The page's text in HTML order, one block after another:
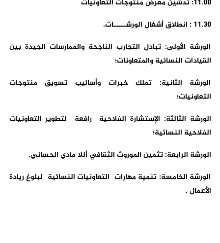
11.00: تدشين معرض منتوجات التعاونيات
11.30 : انطلاق أشغال الورشـــــات.
الورشة الأولى: تبادل التجارب الناجحة والممارسات الجيدة بين
القيادات النسائية والمتعاونات؛
الورشة الثانية: تملك خبرات وأساليب تسويق منتوجات
التعاونيات؛
الورشة الثالثة: الإستشارة الفلاحية رافعة لتطوير التعاونيات
الفلاحية النسائية؛
الورشة الرابعة: تثمين الموروث الثقافي أللا مادي الحساني.
الورشة الخامسة: تنمية مهارات التعاونيات النسائية لبلوغ ريادة
الأعمال .